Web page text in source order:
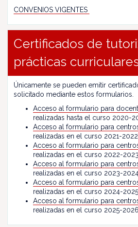
CONVENIOS VIGENTES
Certificados de
prácticas
Únicamente se pueden emitir
solicitado mediante estos formularios.
Acceso al formulario para
realizadas hasta el curso 2020-
Acceso al formulario para
realizadas en el curso 2021-
Acceso al formulario para
realizadas en el curso 2022-
Acceso al formulario para
realizadas en el curso 2023-
Acceso al formulario para
realizadas en el curso 2024-
Acceso al formulario para
realizadas en el curso 2025-